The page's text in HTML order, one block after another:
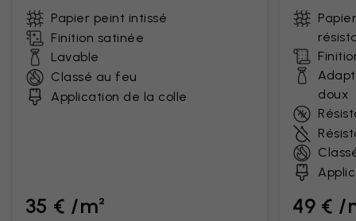
Papier peint intissé
Finition satinée
Lavable
Classé au feu
Application de la colle
35 € /m²
doux
49 € /